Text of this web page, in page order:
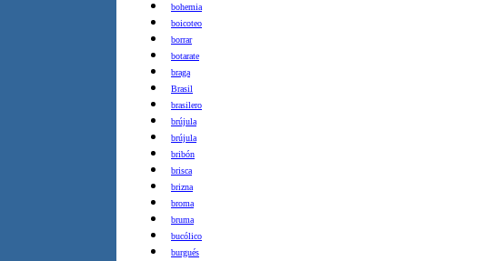
bohemia
boicoteo
borrar
botarate
braga
Brasil
brasilero
brújula
brújula
bribón
brisca
brizna
broma
bruma
bucólico
burgués